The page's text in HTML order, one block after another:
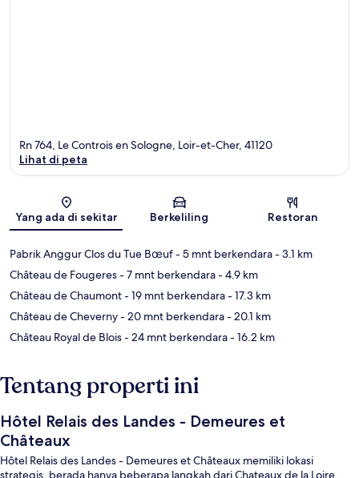
Peta
Rn 764, Le Controis en Sologne, Loir-et-Cher, 41120
Lihat di peta
Yang ada di sekitar Berkeliling Restoran
Pabrik Anggur Clos du Tue Bœuf- 5 mnt berkendara- 3.1 km
Château de Fougeres- 7 mnt berkendara- 4.9 km
Château de Chaumont- 19 mnt berkendara- 17.3 km
Château de Cheverny- 20 mnt berkendara- 20.1 km
Château Royal de Blois- 24 mnt berkendara- 16.2 km
Tentang properti ini
Hôtel Relais des Landes - Demeures et
Châteaux
Hôtel Relais des Landes - Demeures et Châteaux memiliki lokasi
strategis, berada hanya beberapa langkah dari Chateaux de la Loire.